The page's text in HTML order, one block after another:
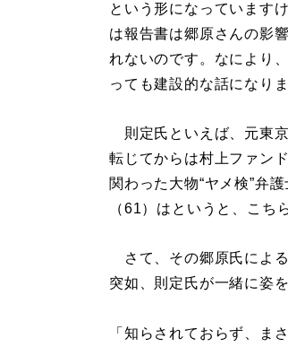
という形になっています
は報告書は郷原さんの影
れないのです。なにより
っても建設的な話になり
則定氏といえば、元東
転じてからは村上ファン
関わった大物“ヤメ検”弁
（61）はというと、こち
さて、その郷原氏によ
突如、則定氏が一緒に姿
「知らされておらず、ま